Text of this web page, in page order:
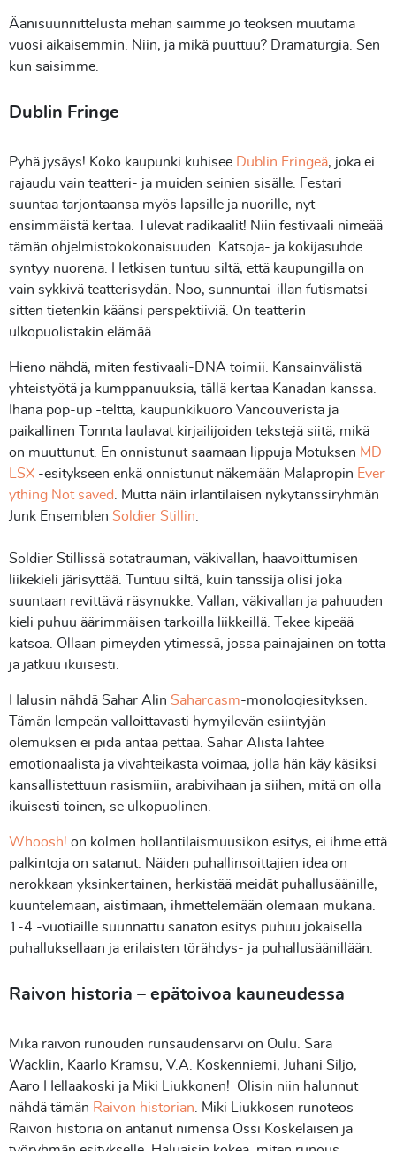
Äänisuunnittelusta mehän saimme jo teoksen muutama
vuosi aikaisemmin. Niin, ja mikä puuttuu? Dramaturgia. Sen
kun saisimme.
Dublin Fringe
Pyhä jysäys! Koko kaupunki kuhisee Dublin Fringeä, joka ei
rajaudu vain teatteri- ja muiden seinien sisälle. Festari
suuntaa tarjontaansa myös lapsille ja nuorille, nyt
ensimmäistä kertaa. Tulevat radikaalit! Niin festivaali nimeää
tämän ohjelmistokokonaisuuden. Katsoja- ja kokijasuhde
syntyy nuorena. Hetkisen tuntuu siltä, että kaupungilla on
vain sykkivä teatterisydän. Noo, sunnuntai-illan futismatsi
sitten tietenkin käänsi perspektiiviä. On teatterin
ulkopuolistakin elämää.
Hieno nähdä, miten festivaali-DNA toimii. Kansainvälistä
yhteistyötä ja kumppanuuksia, tällä kertaa Kanadan kanssa.
Ihana pop-up -teltta, kaupunkikuoro Vancouverista ja
paikallinen Tonnta laulavat kirjailijoiden tekstejä siitä, mikä
on muuttunut. En onnistunut saamaan lippuja Motuksen MD
LSX -esitykseen enkä onnistunut näkemään Malapropin Ever
ything Not saved
. Mutta näin irlantilaisen nykytanssiryhmän
Junk Ensemblen Soldier Stillin
Soldier Stillissä sotatrauman, väkivallan, haavoittumisen
liikekieli järisyttää. Tuntuu siltä, kuin tanssija olisi joka
suuntaan revittävä räsynukke. Vallan, väkivallan ja pahuuden
kieli puhuu äärimmäisen tarkoilla liikkeillä. Tekee kipeää
katsoa. Ollaan pimeyden ytimessä, jossa painajainen on totta
ja jatkuu ikuisesti.
Halusin nähdä Sahar Alin Saharcasm-monologiesityksen.
Tämän lempeän valloittavasti hymyilevän esiintyjän
olemuksen ei pidä antaa pettää. Sahar Alista lähtee
emotionaalista ja vivahteikasta voimaa, jolla hän käy käsiksi
kansallistettuun rasismiin, arabivihaan ja siihen, mitä on olla
ikuisesti toinen, se ulkopuolinen.
Whoosh! on kolmen hollantilaismuusikon esitys, ei ihme että
palkintoja on satanut. Näiden puhallinsoittajien idea on
nerokkaan yksinkertainen, herkistää meidät puhallusäänille,
kuuntelemaan, aistimaan, ihmettelemään olemaan mukana.
1-4 -vuotiaille suunnattu sanaton esitys puhuu jokaisella
puhalluksellaan ja erilaisten törähdys- ja puhallusäänillään.
Raivon historia – epätoivoa kauneudessa
Mikä raivon runouden runsaudensarvi on Oulu. Sara
Wacklin, Kaarlo Kramsu, V.A. Koskenniemi, Juhani Siljo,
Aaro Hellaakoski ja Miki Liukkonen! Olisin niin halunnut
nähdä tämän Raivon historian . Miki Liukkosen runoteos
Raivon historia on antanut nimensä Ossi Koskelaisen ja